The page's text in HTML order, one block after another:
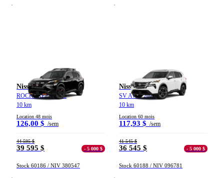
Nissan Rogue
ROCKCREEK 2026
10 km
Location 48 mois
126,00 $ /sem
44 595 $
39 595 $ - 5 000 $
Stock 60186 / NIV 380547
Nissan Rogue
SV AWD 2026
10 km
Location 60 mois
117,93 $ /sem
41 545 $
36 545 $ - 5 000 $
Stock 60188 / NIV 096781